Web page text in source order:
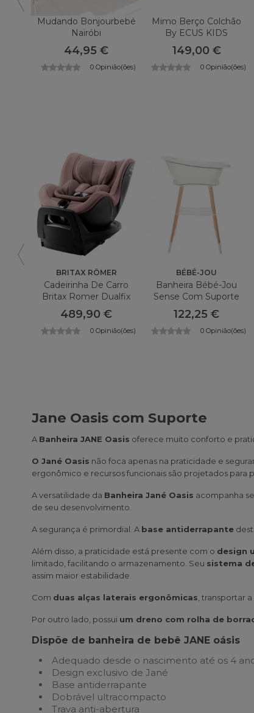
Mudando Bonjourbebé
Nairóbi
44,95 €
0 Opinião(ões)
Mimo Berço Colchão
By ECUS KIDS
149,00 €
0 Opinião(ões)
BRITAX RÖMER
Cadeirinha De Carro
Britax Romer Dualfix
Pro Style
489,90 €
0 Opinião(ões)
BÉBÉ-JOU
Banheira Bébé-Jou
Sense Com Suporte
122,25 €
0 Opinião(ões)
Jane Oasis com Suporte
A Banheira JANE Oasis oferece muito conforto e
O Jané Oasis não foca apenas na praticidade e
ergonômico e recursos funcionais são projetados
A versatilidade da Banheira Jané Oasis acompanha
de seu desenvolvimento.
A segurança é primordial. A base antiderrapante
Além disso, a praticidade está presente com o design
limitado, facilitando o armazenamento. Seu sistema
assim maior estabilidade.
Com duas alças laterais ergonômicas , transportar
Por outro lado, possui um dreno com rolha de
Dispõe de banheira de bebê JANE oásis
Adequado desde o nascimento até os 4
Design exclusivo de Jané
Base antiderrapante
Dobrável ultracompacto
Trava anti-abertura